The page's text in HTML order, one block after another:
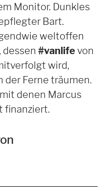
Monitor. Dunkles
Bart.
weltoffen
dessen #vanlifevon
wird,
der Ferne träumen.
denen Marcus
finanziert.